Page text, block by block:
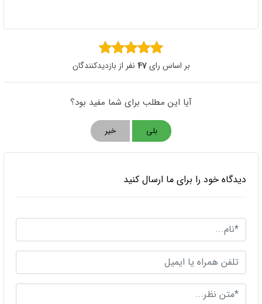
بر اساس رای47 نفر از بازدیدکنندگان
آیا این مطلب برای شما مفید بود؟
بلی خیر
دیدگاه خود را برای ما ارسال کنید